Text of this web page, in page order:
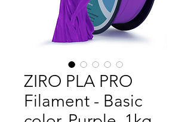
ZIRO PLA PRO
Filament - Basic